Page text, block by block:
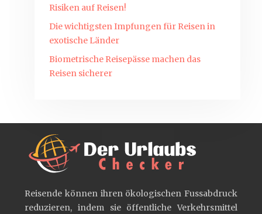
Risiken auf Reisen!
Die wichtigsten Impfungen für Reisen in
exotische Länder
Biometrische Reisepässe machen das
Reisen sicherer
Reisende können ihren ökologischen Fussabdruck
reduzieren, indem sie öffentliche Verkehrsmittel